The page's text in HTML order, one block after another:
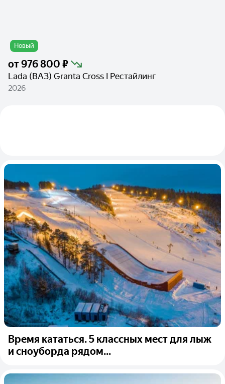
Новый
от976 800 ₽
Lada (ВАЗ) Granta Cross I Рестайлинг
2026
Время кататься. 5 классных мест для лыж
и сноуборда рядом...